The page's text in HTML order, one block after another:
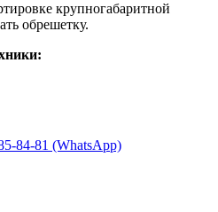
крупногабаритной
обрешетку.
84-81 (WhatsApp)